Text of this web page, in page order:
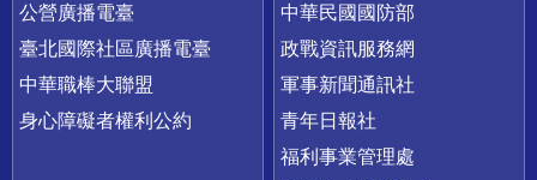
公營廣播電臺
臺北國際社區廣播電臺
中華職棒大聯盟
身心障礙者權利公約
中華民國國防部
政戰資訊服務網
軍事新聞通訊社
青年日報社
福利事業管理處